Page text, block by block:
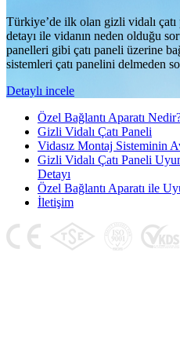
Türkiye’de ilk olan gizli vidalı
detayı ile vidanın neden olduğu
panelleri gibi çatı paneli üzerine
sistemleri çatı panelini delmeden
Detaylı incele
Özel Bağlantı Aparatı
Gizli Vidalı Çatı Paneli
Vidasız Montaj Sisteminin
Gizli Vidalı Çatı Paneli
Detayı
Özel Bağlantı Aparatı ile
İletişim